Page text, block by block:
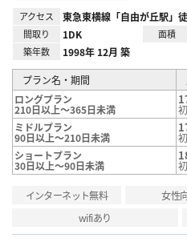
アクセス 東急東横線「自由が丘駅」
間取り 1DK 面積
築年数 1998年 12月 築
プラン名・期間
ロングプラン
210日以上～365日未満
ミドルプラン
90日以上～210日未満
ショートプラン
30日以上～90日未満
インターネット無料 女性
wifiあり